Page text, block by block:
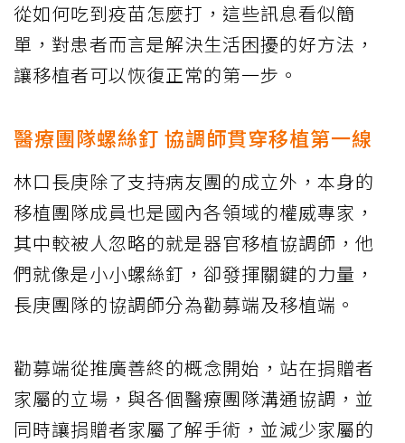
從如何吃到疫苗怎麼打，這些訊息看似簡
單，對患者而言是解決生活困擾的好方法，
讓移植者可以恢復正常的第一步。
醫療團隊螺絲釘 協調師貫穿移植第一線
林口長庚除了支持病友團的成立外，本身的
移植團隊成員也是國內各領域的權威專家，
其中較被人忽略的就是器官移植協調師，他
們就像是小小螺絲釘，卻發揮關鍵的力量，
長庚團隊的協調師分為勸募端及移植端。
勸募端從推廣善終的概念開始，站在捐贈者
家屬的立場，與各個醫療團隊溝通協調，並
同時讓捐贈者家屬了解手術，並減少家屬的